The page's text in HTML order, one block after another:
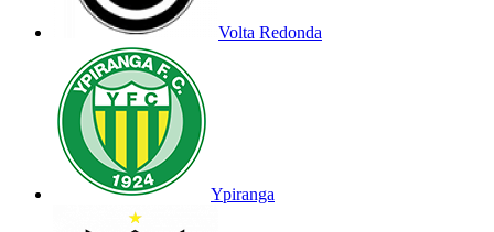
Volta Redonda
Ypiranga